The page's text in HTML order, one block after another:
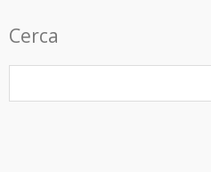
Cerca